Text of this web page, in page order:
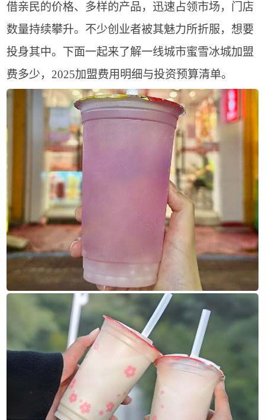
借亲民的价格、多样的产品，迅速占领市场，门店
数量持续攀升。不少创业者被其魅力所折服，想要
投身其中。下面一起来了解一线城市蜜雪冰城加盟
费多少，2025加盟费用明细与投资预算清单。